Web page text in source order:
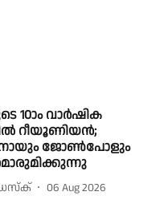
10ാം വാർഷിക
റീയൂണിയൻ;
ജോൺപോളും
06 Aug 2026